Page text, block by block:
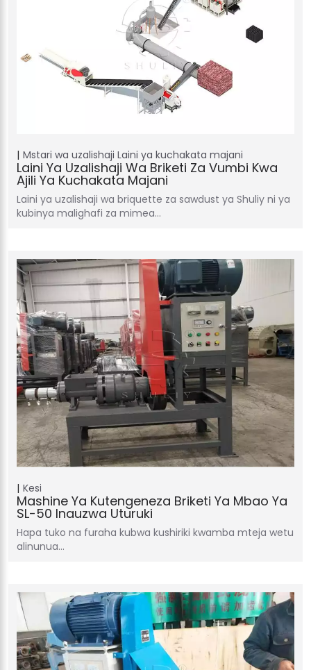
Mstari wa uzalishaji Laini ya kuchakata majani
Laini Ya Uzalishaji Wa Briketi Za Vumbi Kwa
Ajili Ya Kuchakata Majani
Laini ya uzalishaji wa briquette za sawdust ya Shuliy ni ya
kubinya malighafi za mimea…
Kesi
Mashine Ya Kutengeneza Briketi Ya Mbao Ya
SL-50 Inauzwa Uturuki
Hapa tuko na furaha kubwa kushiriki kwamba mteja wetu
alinunua…